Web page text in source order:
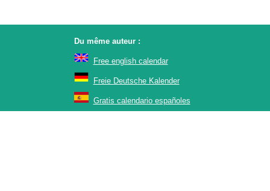
Du même auteur :
Free english calendar
Freie Deutsche Kalender
Gratis calendario españoles